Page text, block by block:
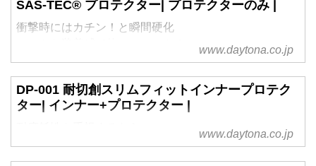
SAS-TEC® プロテクター| プロテクターのみ |
衝撃時にはカチン！と瞬間硬化
www.daytona.co.jp
DP-001 耐切創スリムフィットインナープロテク
ター| インナー+プロテクター |
www.daytona.co.jp